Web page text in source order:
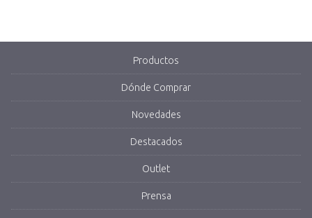
Productos
Dónde Comprar
Novedades
Destacados
Outlet
Prensa